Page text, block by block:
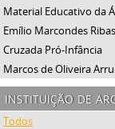
Material Educativo da
Emílio Marcondes Ribas
Cruzada Pró-Infância
Marcos de Oliveira
instituição de
Todos